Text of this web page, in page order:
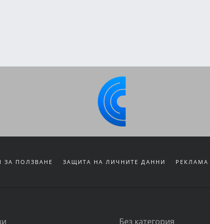
ЗА ПОЛЗВАНЕ ЗАЩИТА НА ЛИЧНИТЕ ДАННИ РЕКЛАМА
Без категория